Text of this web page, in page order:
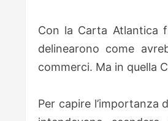
Con la Carta Atlantica
delinearono come
commerci. Ma in quella
Per capire l’importanza